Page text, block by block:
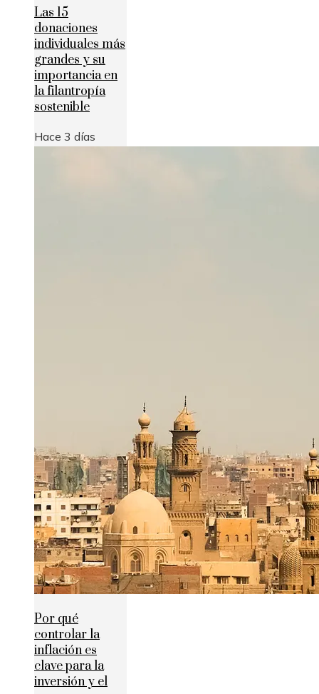
Las 15
donaciones
individuales más
grandes y su
importancia en
la filantropía
sostenible
Hace 3 días
Por qué
controlar la
inflación es
clave para la
inversión y el